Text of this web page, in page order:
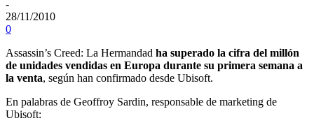
-
28/11/2010
0
Assassin’s Creed: La Hermandad ha superado la cifra del millón
de unidades vendidas en Europa durante su primera semana a
la venta, según han confirmado desde Ubisoft.
En palabras de Geoffroy Sardin, responsable de marketing de
Ubisoft: